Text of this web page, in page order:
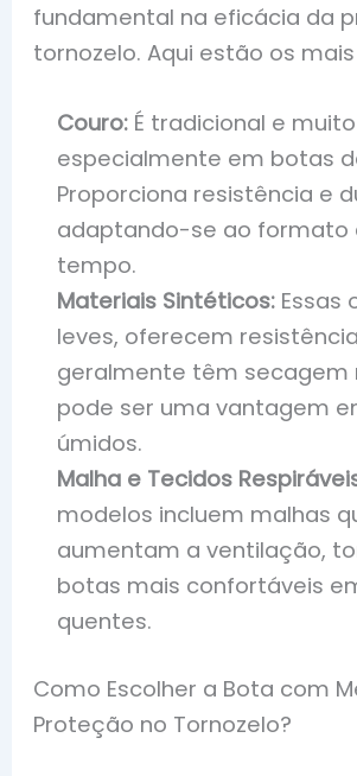
fundamental na eficácia da
tornozelo. Aqui estão os
Couro: É tradicional e
especialmente em botas
Proporciona resistência e
adaptando-se ao formato
tempo.
Materiais Sintéticos: Essas
leves, oferecem
geralmente têm secagem
pode ser uma vantagem
úmidos.
Malha e Tecidos
modelos incluem malhas
aumentam a ventilação,
botas mais confortáveis
quentes.
Como Escolher a Bota com
Proteção no Tornozelo?